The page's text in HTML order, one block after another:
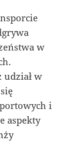
w
udział w
i
aspekty